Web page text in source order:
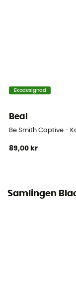
Ekodesignad
Beal
Be Smith Captive -
89,00 kr
Samlingen